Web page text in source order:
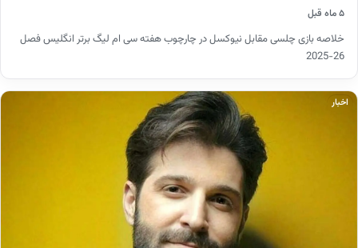
۵ ماه قبل
خلاصه بازی چلسی مقابل نیوکسل در چارچوب هفته سی ام لیگ برتر انگلیس فصل
26-2025
اخبار